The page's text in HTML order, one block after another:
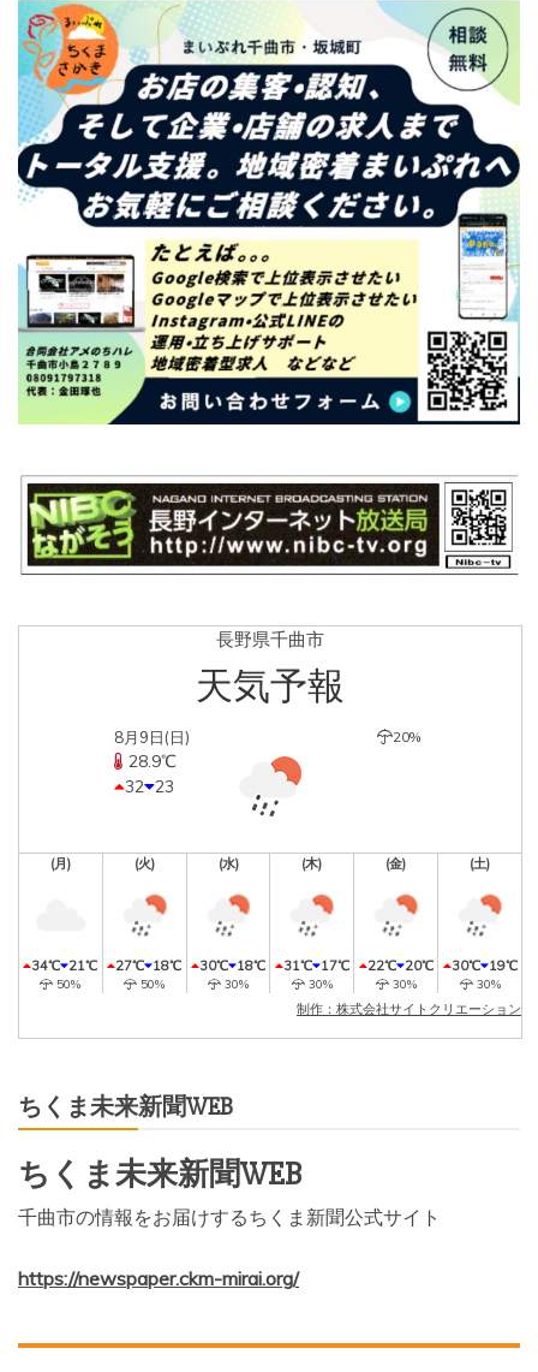
長野県千曲市
天気予報
8月9日(日)
28.9℃
32 23
20%
(月)
34℃ 21℃
50%
(火)
27℃ 18℃
50%
(水)
30℃ 18℃
30%
(木)
31℃ 17℃
30%
(金)
22℃ 20℃
30%
(土)
30℃ 19℃
30%
制作：株式会社サイトクリエーション
ちくま未来新聞WEB
ちくま未来新聞WEB
千曲市の情報をお届けするちくま新聞公式サイト
https://newspaper.ckm-mirai.org/